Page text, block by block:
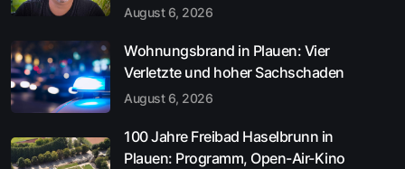
August 6, 2026
Wohnungsbrand in Plauen: Vier
Verletzte und hoher Sachschaden
August 6, 2026
100 Jahre Freibad Haselbrunn in
Plauen: Programm, Open-Air-Kino